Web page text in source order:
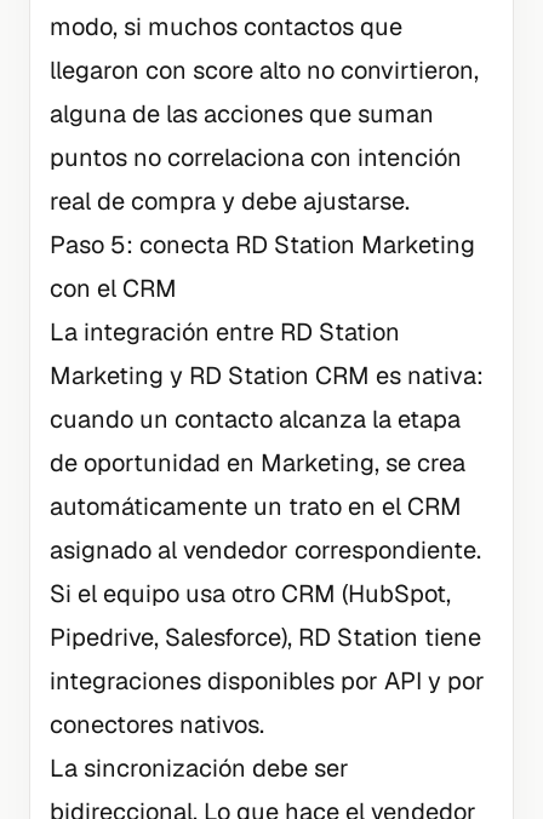
modo, si muchos contactos que
llegaron con score alto no convirtieron,
alguna de las acciones que suman
puntos no correlaciona con intención
real de compra y debe ajustarse.
Paso 5: conecta RD Station Marketing
con el CRM
La integración entre RD Station
Marketing y RD Station CRM es nativa:
cuando un contacto alcanza la etapa
de oportunidad en Marketing, se crea
automáticamente un trato en el CRM
asignado al vendedor correspondiente.
Si el equipo usa otro CRM (HubSpot,
Pipedrive, Salesforce), RD Station tiene
integraciones disponibles por API y por
conectores nativos.
La sincronización debe ser
bidireccional. Lo que hace el vendedor